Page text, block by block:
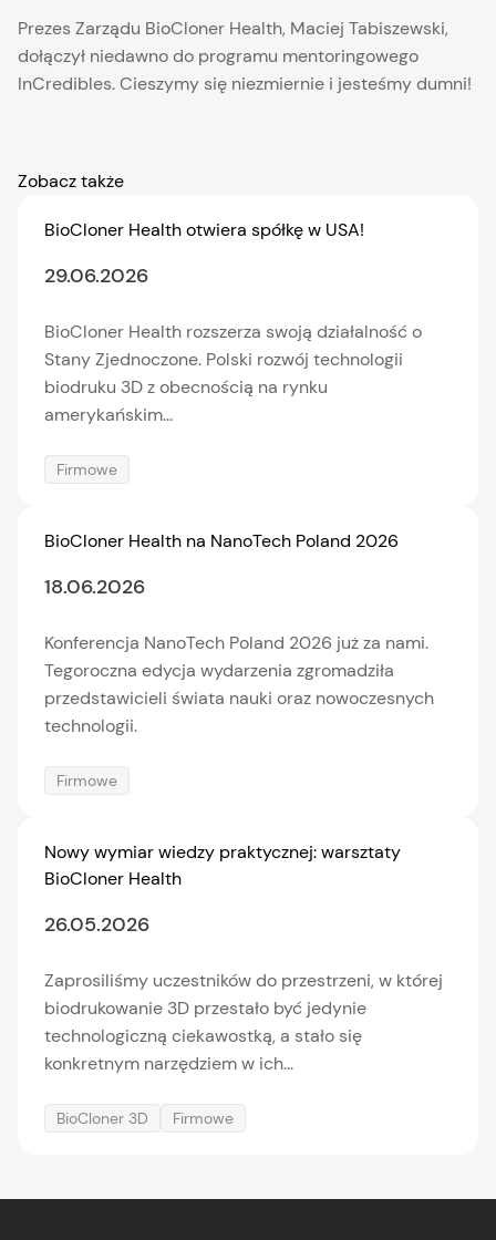
Prezes Zarządu BioCloner Health, Maciej Tabiszewski,
dołączył niedawno do programu mentoringowego
InCredibles. Cieszymy się niezmiernie i jesteśmy dumni!
Zobacz także
BioCloner Health otwiera spółkę w USA!
29.06.2026
BioCloner Health rozszerza swoją działalność o
Stany Zjednoczone. Polski rozwój technologii
biodruku 3D z obecnością na rynku
amerykańskim...
Firmowe
BioCloner Health na NanoTech Poland 2026
18.06.2026
Konferencja NanoTech Poland 2026 już za nami.
Tegoroczna edycja wydarzenia zgromadziła
przedstawicieli świata nauki oraz nowoczesnych
technologii.
Firmowe
Nowy wymiar wiedzy praktycznej: warsztaty
BioCloner Health
26.05.2026
Zaprosiliśmy uczestników do przestrzeni, w której
biodrukowanie 3D przestało być jedynie
technologiczną ciekawostką, a stało się
konkretnym narzędziem w ich...
BioCloner 3D Firmowe